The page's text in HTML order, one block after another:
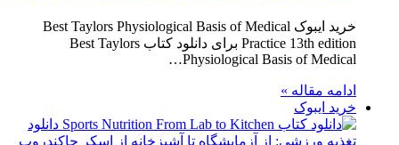
خرید ایبوک Best Taylors Physiological Basis of Medical
Practice 13th edition برای دانلود کتاب Best Taylors
Physiological Basis of Medical…
ادامه مقاله »
خرید ایبوک